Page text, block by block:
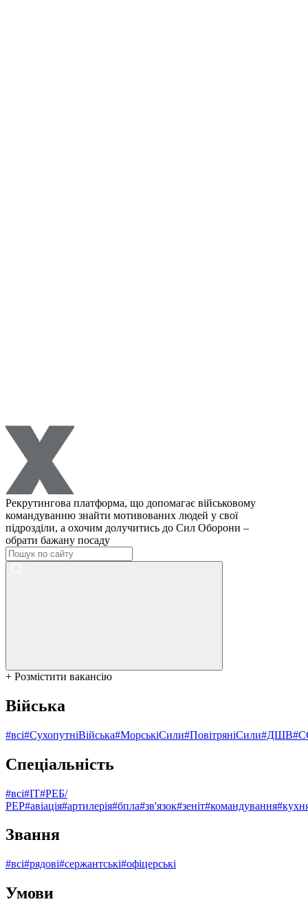
Рекрутингова платформа, що допомагає військовому
командуванню знайти мотивованих людей у свої
підрозділи, а охочим долучитись до Сил Оборони –
обрати бажану посаду
+ Розмістити вакансію
Війська
#всі#СухопутніВійська#МорськіСили#ПовітряніСили#ДШВ
Спеціальність
#всі#ІТ#РЕБ/
РЕР#авіація#артилерія#бпла#зв'язок#зеніт#командування
Звання
#всі#рядові#сержантські#офіцерські
Умови